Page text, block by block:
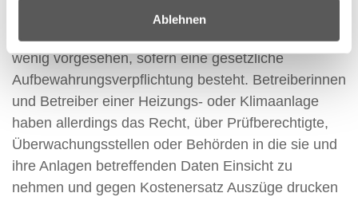
Ablehnen
Eintragung (Verarbeitung) der Daten bedarf es nicht,
ein Widerrufs- oder Löschungsrecht ist ebenso
wenig vorgesehen, sofern eine gesetzliche
Aufbewahrungsverpflichtung besteht. Betreiberinnen
und Betreiber einer Heizungs- oder Klimaanlage
haben allerdings das Recht, über Prüfberechtigte,
Überwachungsstellen oder Behörden in die sie und
ihre Anlagen betreffenden Daten Einsicht zu
nehmen und gegen Kostenersatz Auszüge drucken